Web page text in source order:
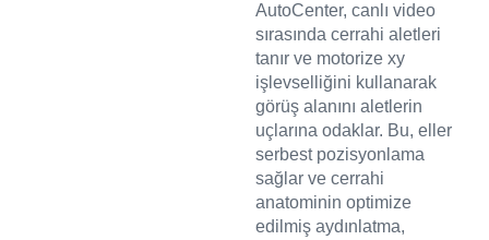
AutoCenter, canlı video
sırasında cerrahi aletleri
tanır ve motorize xy
işlevselliğini kullanarak
görüş alanını aletlerin
uçlarına odaklar. Bu, eller
serbest pozisyonlama
sağlar ve cerrahi
anatominin optimize
edilmiş aydınlatma,